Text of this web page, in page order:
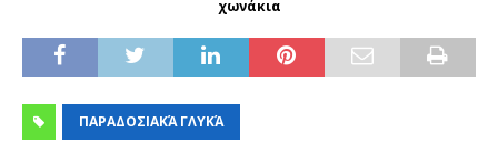
χωνάκια
ΠΑΡΑΔΟΣΙΑΚΆ ΓΛΥΚΆ